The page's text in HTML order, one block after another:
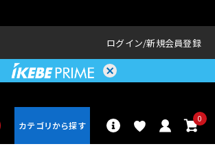
ログイン 新規会員登録
0